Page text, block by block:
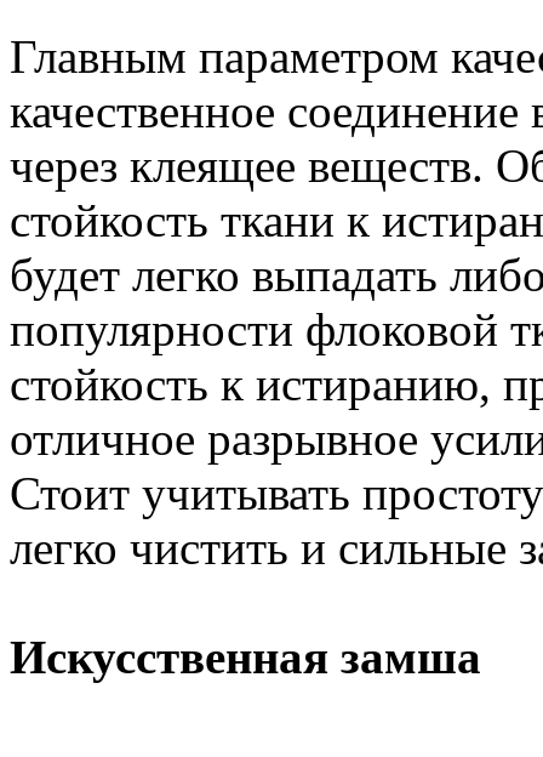
Главным параметром
качественное
через клеящее веществ.
стойкость ткани к
будет легко выпадать
популярности флоковой
стойкость к истиранию,
отличное разрывное
Стоит учитывать
легко чистить и сильные
Искусственная замша